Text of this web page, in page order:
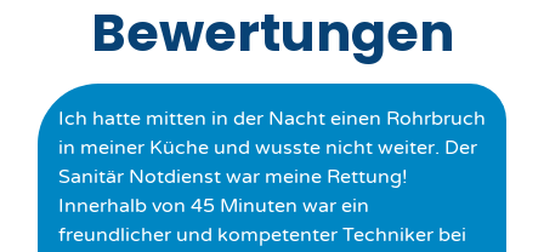
Bewertungen
Ich hatte mitten in der Nacht einen Rohrbruch
in meiner Küche und wusste nicht weiter. Der
Sanitär Notdienst war meine Rettung!
Innerhalb von 45 Minuten war ein
freundlicher und kompetenter Techniker bei